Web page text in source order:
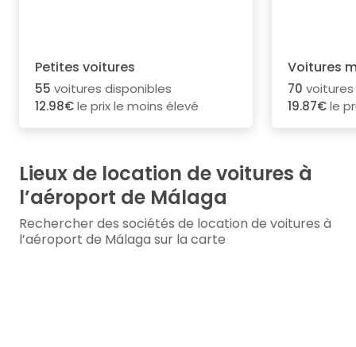
Petites voitures
55 voitures disponibles
12.98€le prix le moins élevé
Voitures
70
19.87€le
Lieux de location de voitures à
l’aéroport de Málaga
Rechercher des sociétés de location de voitures à
l’aéroport de Málaga sur la carte